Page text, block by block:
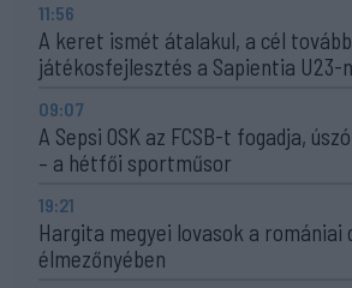
11:56
A keret ismét átalakul, a cél
játékosfejlesztés a Sapientia U23-
09:07
A Sepsi OSK az FCSB-t fogadja,
– a hétfői sportműsor
19:21
Hargita megyei lovasok a romániai
élmezőnyében